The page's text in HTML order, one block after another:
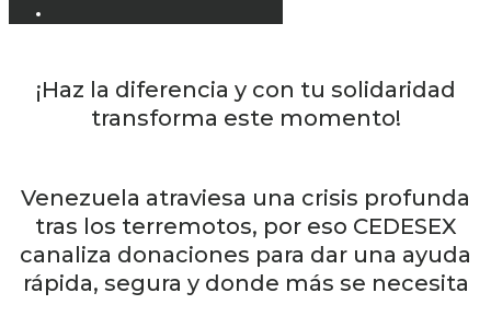
¡Haz la diferencia y con tu solidaridad
transforma este momento!
Venezuela atraviesa una crisis profunda
tras los terremotos, por eso CEDESEX
canaliza donaciones para dar una ayuda
rápida, segura y donde más se necesita